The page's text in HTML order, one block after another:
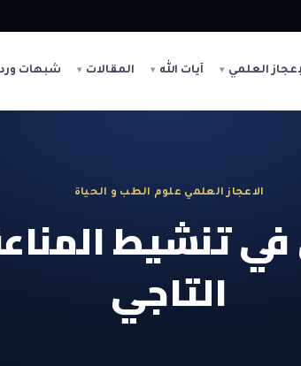
العلمي آيات الله المقالات شبهات
الاعجاز العلمي علوم الطب و الحياة
في تنشيط
التاجي